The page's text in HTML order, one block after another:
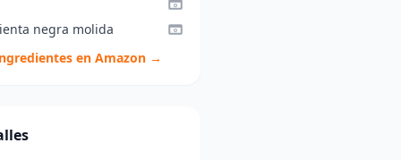
negra molida
en Amazon →